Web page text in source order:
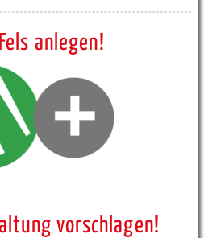
anlegen!
vorschlagen!